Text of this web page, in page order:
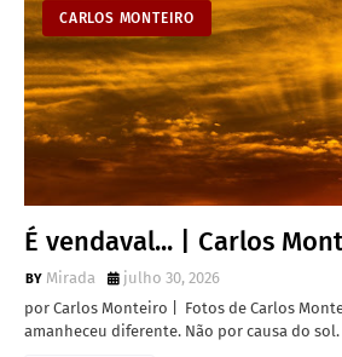
CARLOS MONTEIRO
É vendaval... | Carlos
Mirada
julho 30, 2026
por Carlos Monteiro | Fotos de Carlos
amanheceu diferente. Não por causa do sol.